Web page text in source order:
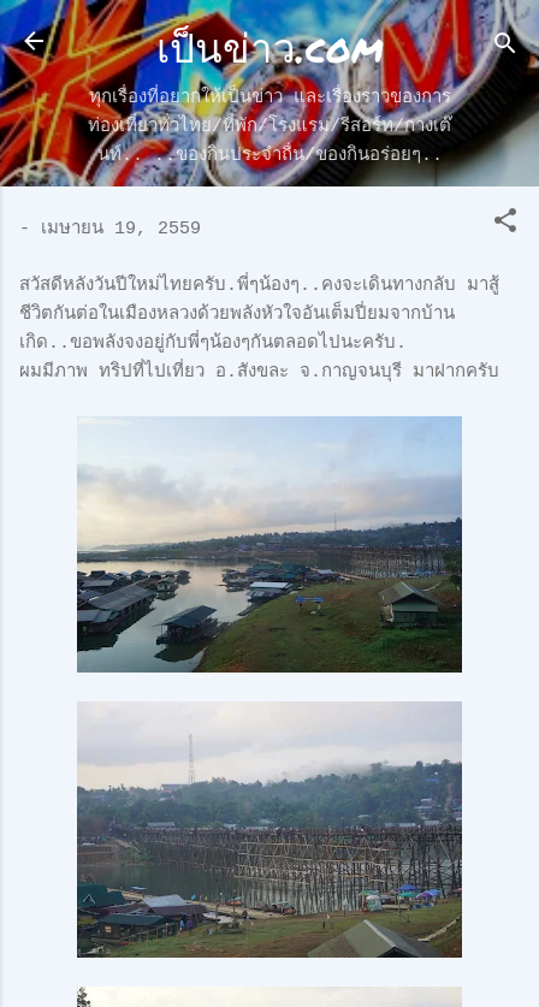
ข้ามไปที่เนื้อหาหลัก
เป็นข่าว.com
ทุกเรื่องที่อยากให้เป็นข่าว และเรื่องราวของการ
ท่องเที่ยวทั่วไทย/ที่พัก/โรงแรม/รีสอร์ท/กางเต๊
นท์.. ..ของกินประจำถื่น/ของกินอร่อยๆ..
- เมษายน 19, 2559
สวัสดีหลังวันปีใหม่ไทยครับ.พี่ๆน้องๆ..คงจะเดินทางกลับ มาสู้
ชีวิตกันต่อในเมืองหลวงด้วยพลังหัวใจอันเต็มปี่ยมจากบ้าน
เกิด..ขอพลังจงอยู่กับพี่ๆน้องๆกันตลอดไปนะครับ.
ผมมีภาพ ทริปที่ไปเที่ยว อ.สังขละ จ.กาญจนบุรี มาฝากครับ